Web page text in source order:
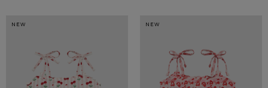
NEW NEW